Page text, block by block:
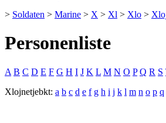
> Soldaten > Marine > X > Xl > Xlo >
Personenliste
A B C D E F G H I J K L M N O P Q R S
Xlojnetjebkt: a b c d e f g h i j k l m n o p q